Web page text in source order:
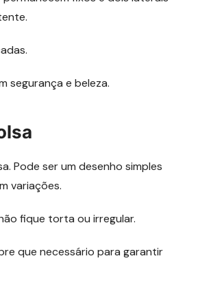
segurança e beleza.
Pode ser um desenho simples
variações.
fique torta ou irregular.
que necessário para garantir